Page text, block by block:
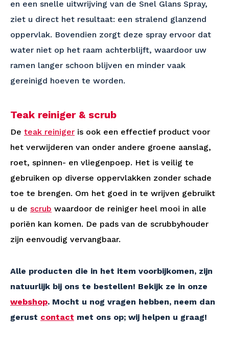
en een snelle uitwrijving van de Snel Glans Spray,
ziet u direct het resultaat: een stralend glanzend
oppervlak. Bovendien zorgt deze spray ervoor dat
water niet op het raam achterblijft, waardoor uw
ramen langer schoon blijven en minder vaak
gereinigd hoeven te worden.
Teak reiniger & scrub
De teak reiniger is ook een effectief product voor
het verwijderen van onder andere groene aanslag,
roet, spinnen- en vliegenpoep. Het is veilig te
gebruiken op diverse oppervlakken zonder schade
toe te brengen. Om het goed in te wrijven gebruikt
u de scrub waardoor de reiniger heel mooi in alle
poriën kan komen. De pads van de scrubbyhouder
zijn eenvoudig vervangbaar.
Alle producten die in het item voorbijkomen, zijn
natuurlijk bij ons te bestellen! Bekijk ze in onze
webshop. Mocht u nog vragen hebben, neem dan
gerust contact met ons op; wij helpen u graag!